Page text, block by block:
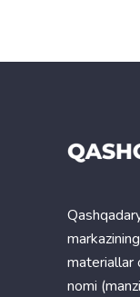
materiallar
nomi